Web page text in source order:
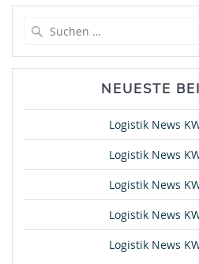
NEUESTE
Logistik News
Logistik News
Logistik News
Logistik News
Logistik News